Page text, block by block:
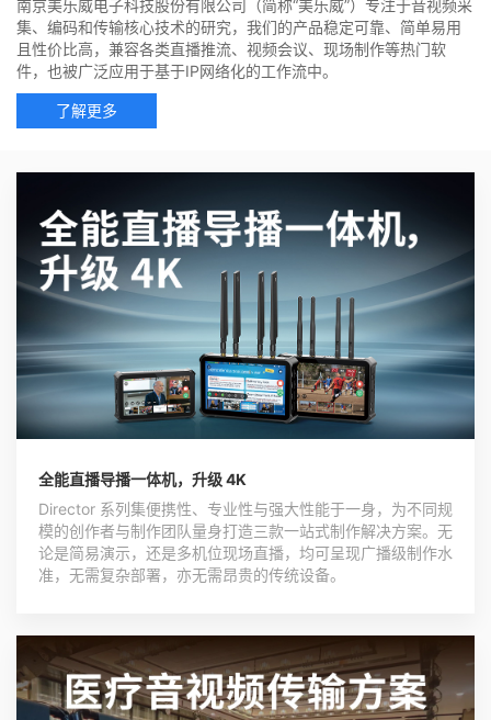
南京美乐威电子科技股份有限公司（简称“美乐威”）专注于音视频采
集、编码和传输核心技术的研究，我们的产品稳定可靠、简单易用
且性价比高，兼容各类直播推流、视频会议、现场制作等热门软
件，也被广泛应用于基于IP网络化的工作流中。
了解更多
全能直播导播一体机，升级 4K
Director 系列集便携性、专业性与强大性能于一身，为不同规
模的创作者与制作团队量身打造三款一站式制作解决方案。无
论是简易演示，还是多机位现场直播，均可呈现广播级制作水
准，无需复杂部署，亦无需昂贵的传统设备。